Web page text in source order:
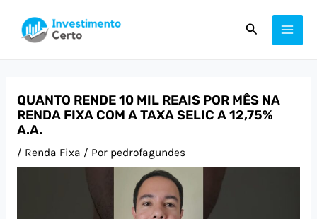
para
Pesquisar
QUANTO RENDE 10 MIL REAIS POR MÊS NA
RENDA FIXA COM A TAXA SELIC A 12,75%
A.A.
/ Renda Fixa / Por pedrofagundes
navigation